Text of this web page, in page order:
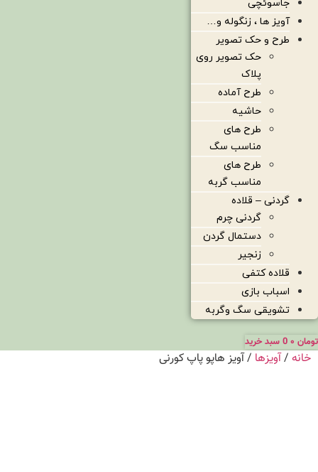
جاسوئچی
آویز ها ، زنگوله و…
طرح و حک تصویر
حک تصویر روی
پلاک
طرح آماده
حاشیه
طرح های
مناسب سگ
طرح های
مناسب گربه
گردنی – قلاده
گردنی چرم
دستمال گردن
زنجیر
قلاده کتفی
اسباب بازی
تشویقی سگ وگربه
تومان 0 سبد خرید
خانه /آویزها / آویز هاپو پاپ کورنی